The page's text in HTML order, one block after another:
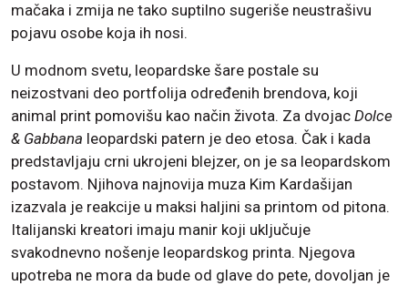
mačaka i zmija ne tako suptilno sugeriše neustrašivu
pojavu osobe koja ih nosi.
U modnom svetu, leopardske šare postale su
neizostvani deo portfolija određenih brendova, koji
animal print pomovišu kao način života. Za dvojac Dolce
& Gabbana leopardski patern je deo etosa. Čak i kada
predstavljaju crni ukrojeni blejzer, on je sa leopardskom
postavom. Njihova najnovija muza Kim Kardašijan
izazvala je reakcije u maksi haljini sa printom od pitona.
Italijanski kreatori imaju manir koji uključuje
svakodnevno nošenje leopardskog printa. Njegova
upotreba ne mora da bude od glave do pete, dovoljan je